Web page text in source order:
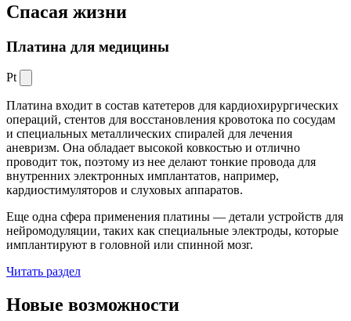
Спасая жизни
Платина для медицины
Pt
Платина входит в состав катетеров для кардиохирургических
операций, стентов для восстановления кровотока по сосудам
и специальных металлических спиралей для лечения
аневризм. Она обладает высокой ковкостью и отлично
проводит ток, поэтому из нее делают тонкие провода для
внутренних электронных имплантатов, например,
кардиостимуляторов и слуховых аппаратов.
Еще одна сфера применения платины — детали устройств для
нейромодуляции, таких как специальные электроды, которые
имплантируют в головной или спинной мозг.
Читать раздел
Новые возможности